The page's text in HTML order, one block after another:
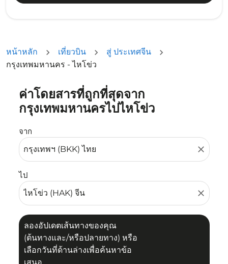
หน้าหลัก เที่ยวบิน
สู่ ประเทศจีน
กรุงเทพมหานคร - ไหโข่ว
ค่าโดยสารที่ถูกที่สุดจาก
กรุงเทพมหานครไปไหโข่ว
จาก
close
ไป
close
ลองอัปเดตเส้นทางของคุณ
(ต้นทางและ/หรือปลายทาง) หรือ
เลือกวันที่ด้านล่างเพื่อค้นหาข้อ
ลองอัปเดตเส้นทางของคุณ (ต้นทางและ/หรือปลายทาง) หรื